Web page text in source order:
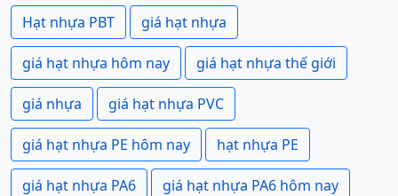
Hạt nhựa PBT giá hạt nhựa
giá hạt nhựa hôm nay giá hạt nhựa thế giới
giá nhựa giá hạt nhựa PVC
giá hạt nhựa PE hôm nay hạt nhựa PE
giá hạt nhựa PA6 giá hạt nhựa PA6 hôm nay